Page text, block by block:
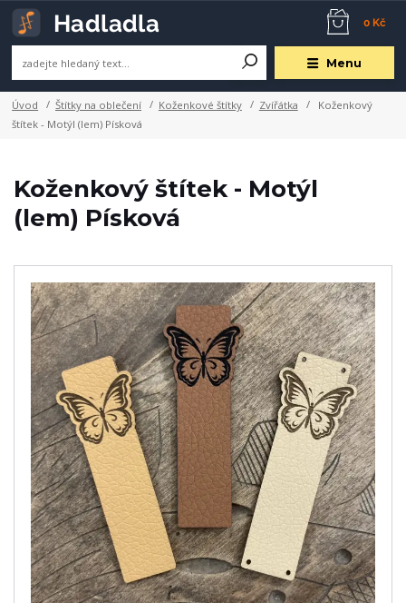
Menu
0 Kč
Úvod Štítky na oblečení Koženkové štítky Zvířátka
Koženkový
štítek - Motýl (lem) Písková
Koženkový štítek - Motýl
(lem) Písková